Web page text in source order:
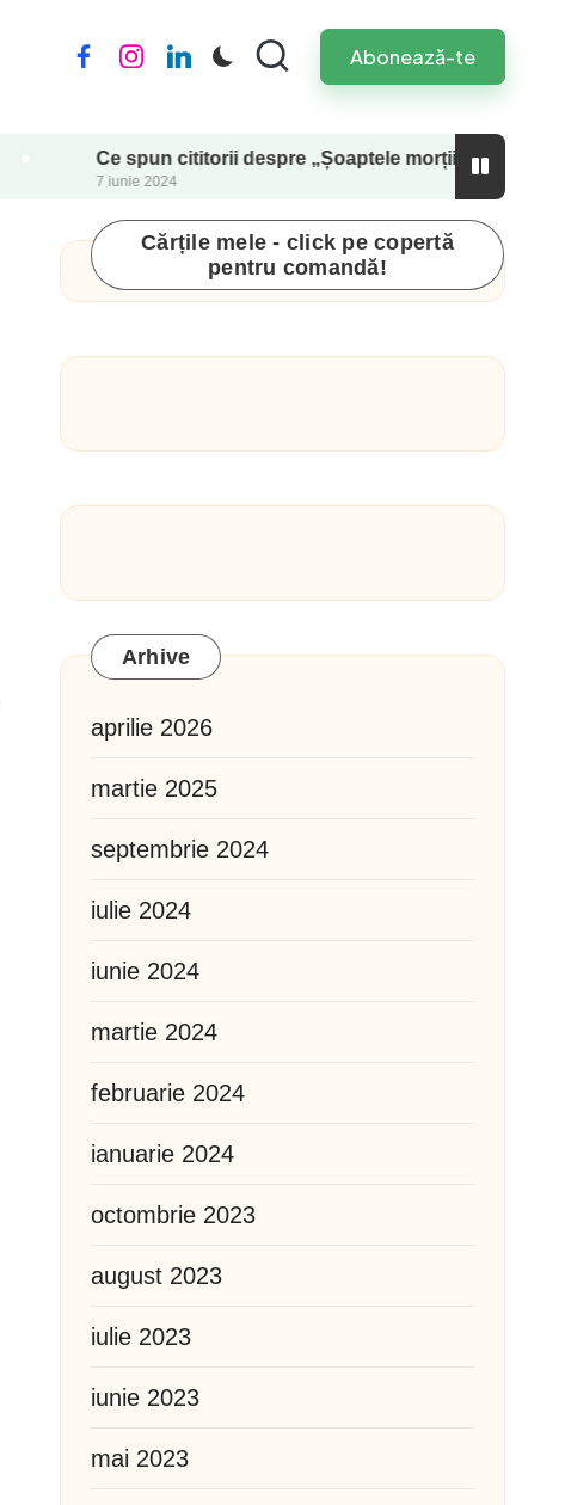
FacebookInstagramLinkedIn Abonează-te
Ce spun cititorii despre „Șoaptele morții” (Viv’Infernum #1)
Cărțile mele - click pe copertă
pentru comandă!
Arhive
aprilie 2026
martie 2025
septembrie 2024
iulie 2024
iunie 2024
martie 2024
februarie 2024
ianuarie 2024
octombrie 2023
august 2023
iulie 2023
iunie 2023
mai 2023